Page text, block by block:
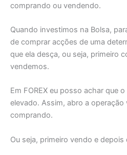
comprando ou vendendo.
Quando investimos na Bolsa,
de comprar acções de uma
que ela desça, ou seja, primeiro
vendemos.
Em FOREX eu posso achar que
elevado. Assim, abro a
comprando.
Ou seja, primeiro vendo e depois